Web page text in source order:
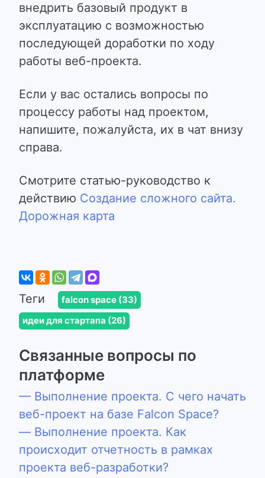
внедрить базовый продукт в
эксплуатацию с возможностью
последующей доработки по ходу
работы веб-проекта.
Если у вас остались вопросы по
процессу работы над проектом,
напишите, пожалуйста, их в чат внизу
справа.
Смотрите статью-руководство к
действию Создание сложного сайта.
Дорожная карта
Теги
falcon space (33)
идеи для стартапа (26)
Связанные вопросы по
платформе
— Выполнение проекта. С чего начать
веб-проект на базе Falcon Space?
— Выполнение проекта. Как
происходит отчетность в рамках
проекта веб-разработки?